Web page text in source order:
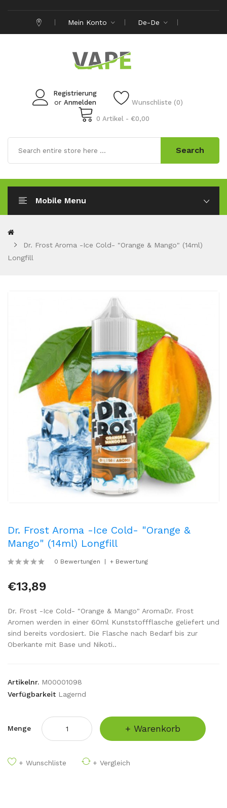
Mein Konto De-De
Registrierung
or Anmelden Wunschliste (0)
0 Artikel - €0,00
Search
Mobile Menu
Dr. Frost Aroma -Ice Cold- "Orange & Mango" (14ml)
Longfill
Dr. Frost Aroma -Ice Cold- "Orange &
Mango" (14ml) Longfill
0 Bewertungen + Bewertung
€13,89
Dr. Frost -Ice Cold- "Orange & Mango" AromaDr. Frost
Aromen werden in einer 60ml Kunststoffflasche geliefert und
sind bereits vordosiert. Die Flasche nach Bedarf bis zur
Oberkante mit Base und Nikoti..
Artikelnr. M00001098
Verfügbarkeit Lagernd
Menge + Warenkorb
+ Wunschliste + Vergleich